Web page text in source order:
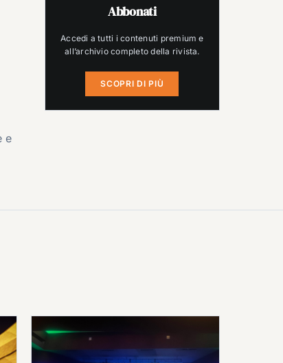
e
Abbonati
Accedi a tutti i contenuti premium e
all’archivio completo della rivista.
SCOPRI DI PIÙ